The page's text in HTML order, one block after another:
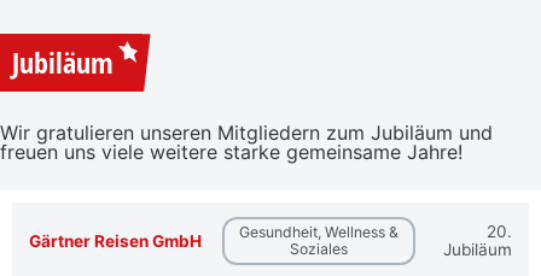
Jubiläum
Wir gratulieren unseren Mitgliedern zum Jubiläum und
freuen uns viele weitere starke gemeinsame Jahre!
Gärtner Reisen GmbH
Gesundheit, Wellness &
Soziales
20.
Jubiläum